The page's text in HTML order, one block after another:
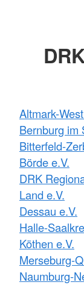
Altmark-
Bernburg im
Bitterfeld-
Börde e.V.
DRK
Land e.V.
Dessau e.V.
Halle-
Köthen e.V.
Merseburg-
Naumburg-